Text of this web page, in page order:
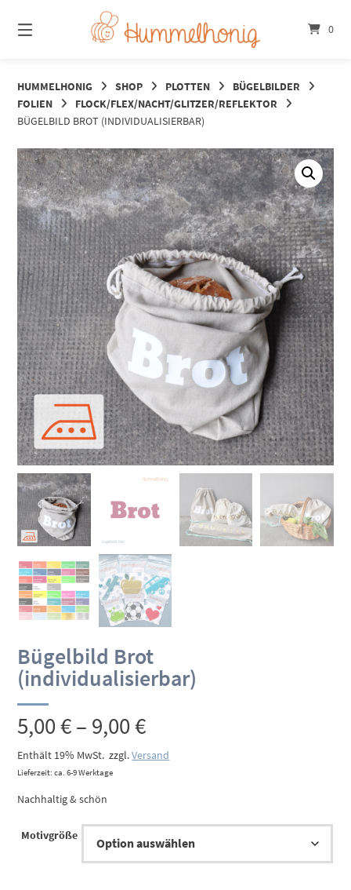
zum
Inhalt
0
HUMMELHONIG SHOP PLOTTEN
BÜGELBILDER
FOLIEN
FLOCK/FLEX/NACHT/GLITZER/REFLEKTOR
BÜGELBILD BROT (INDIVIDUALISIERBAR)
Bügelbild Brot
(individualisierbar)
5,00€– 9,00€Preisspanne:
5,00 €
9,00 €
Enthält 19% MwSt. zzgl.Versand
Lieferzeit: ca. 6-9 Werktage
Nachhaltig & schön
Motivgröße